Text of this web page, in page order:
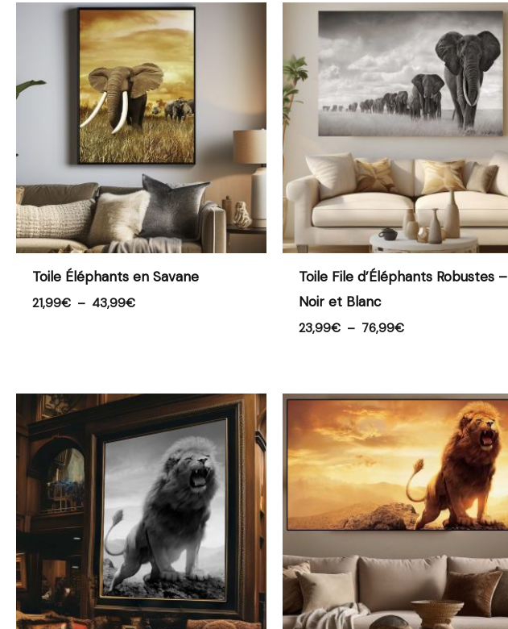
Toile Éléphants en Savane
21,99€ – 43,99€
Plage
de
prix :
21,99€
à
43,99€
Toile File d’Éléphants Robustes –
Noir et Blanc
23,99€ – 76,99€
Plage
de
prix :
23,99€
à
76,99€
Plage
de
prix :
23,99€
à
133,99€
Plage
de
prix :
23,99€
à
78,99€